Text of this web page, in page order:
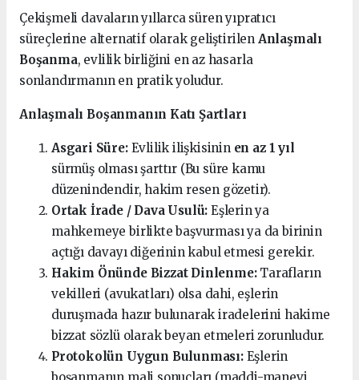
Çekişmeli davaların yıllarca süren yıpratıcı
süreçlerine alternatif olarak geliştirilen Anlaşmalı
Boşanma, evlilik birliğini en az hasarla
sonlandırmanın en pratik yoludur.
Anlaşmalı Boşanmanın Katı Şartları
Asgari Süre:Evlilik ilişkisinin en az 1 yıl
sürmüş olması şarttır (Bu süre kamu
düzenindendir, hakim resen gözetir).
Ortak İrade / Dava Usulü: Eşlerin ya
mahkemeye birlikte başvurması ya da birinin
açtığı davayı diğerinin kabul etmesi gerekir.
Hakim Önünde Bizzat Dinlenme:Tarafların
vekilleri (avukatları) olsa dahi, eşlerin
duruşmada hazır bulunarak iradelerini hakime
bizzat sözlü olarak beyan etmeleri zorunludur.
Protokolün Uygun Bulunması:Eşlerin